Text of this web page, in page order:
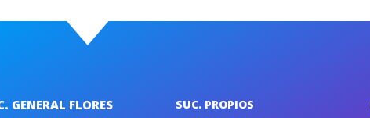
GENERAL FLORES SUC. PROPIOS